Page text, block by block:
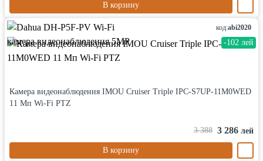
В корзину
код:abi2020
-102 лей
Камера видеонаблюдения IMOU Cruiser Triple IPC-S7UP-11M0WED
11 Мп Wi-Fi PTZ
3 388 3 286 лей
В корзину